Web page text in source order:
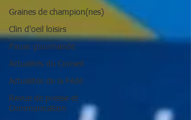
Graines de champion(nes)
Clin d'oeil loisirs
Pause gourmande
Actualités du Conseil
Actualités de la Fédé
Revue de presse et
Communication